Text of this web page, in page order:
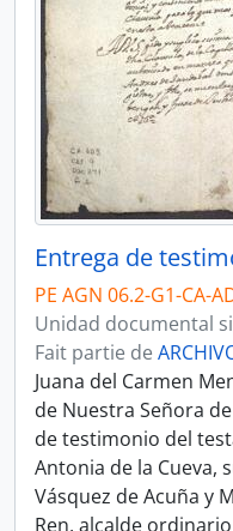
Entrega de
PE AGN 06.2-G1-CA-
Unidad documental
Fait partie de
Juana del Carmen
de Nuestra Señora
de testimonio del
Antonia de la Cueva,
Vásquez de Acuña y
Ren, alcalde